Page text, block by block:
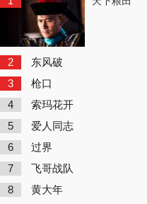
2 东风破
3 枪口
4 索玛花开
5 爱人同志
6 过界
7 飞哥战队
8 黄大年